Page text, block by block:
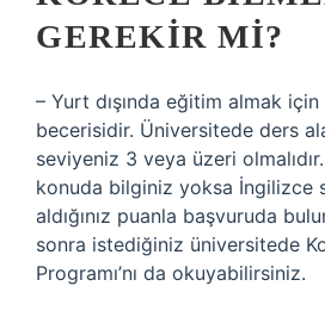
GEREKIR MI?
– Yurt dışında eğitim almak
becerisidir. Üniversitede ders
seviyeniz 3 veya üzeri
konuda bilginiz yoksa İngilizce
aldığınız puanla başvuruda
sonra istediğiniz üniversitede
Programı’nı da okuyabilirsiniz.